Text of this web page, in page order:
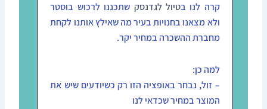
קרה לנו בטיול לגדנסק שתכננו לרכוש בוסטר
ולא מצאנו בחנויות בעיר מה שאילץ אותנו לקחת
מחברת ההשכרה במחיר יקר.
למה כן:
– זול, נבחר באופציה הזו רק כשיודעים שיש את
המוצר במחיר שכדאי לנו